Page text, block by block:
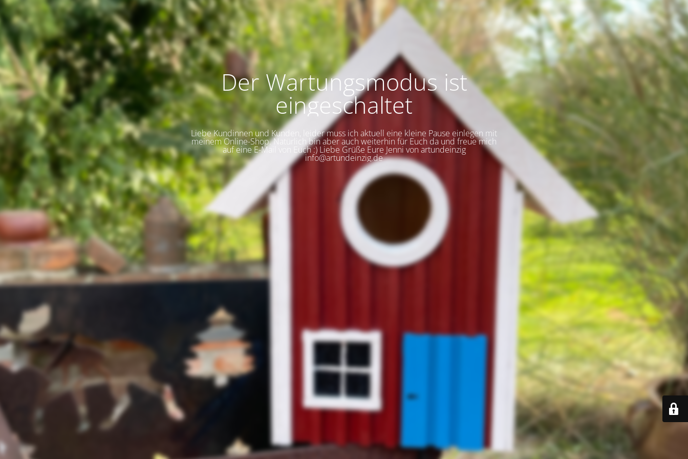
Der Wartungsmodus ist
eingeschaltet
Liebe Kundinnen und Kunden, leider muss ich aktuell eine kleine Pause einlegen mit
meinem Online-Shop. Natürlich bin aber auch weiterhin für Euch da und freue mich
auf eine E-Mail von Euch :) Liebe Grüße Eure Jenni von artundeinzig
info@artundeinzig.de